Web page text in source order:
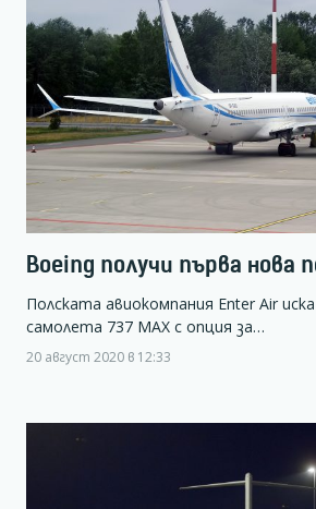
Boeing получи първа нова
Полската авиокомпания Enter Air
самолета 737 MAX с опция за…
20 август 2020 в 12:33